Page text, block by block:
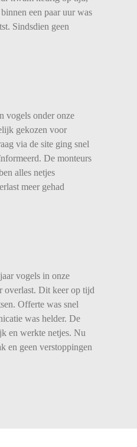
binnen een paar uur was
Sindsdien geen
vogels onder onze
gekozen voor
via de site ging snel
De monteurs
alles netjes
meer gehad
vogels in onze
overlast. Dit keer op tijd
Offerte was snel
was helder. De
en werkte netjes. Nu
en geen verstoppingen